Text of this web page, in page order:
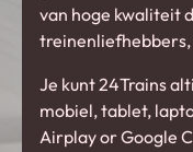
van hoge kwaliteit
Je kunt 24Trains
mobiel, tablet,
Airplay or Google